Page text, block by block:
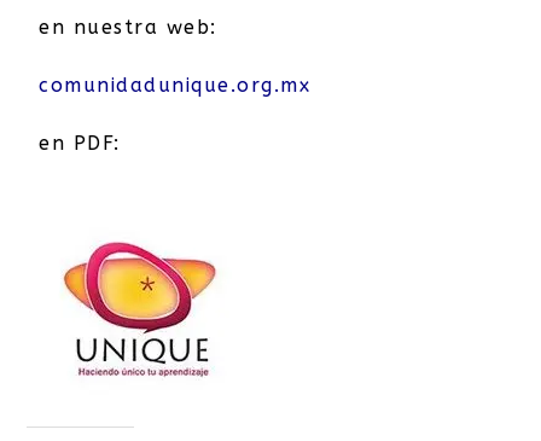
en nuestra web:
comunidadunique.org.mx
en PDF: